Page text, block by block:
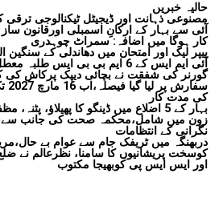
حالیہ خبریں
مصنوعی ذہانت اور ڈیجیٹل ٹیکنالوجی
آئی سے بہار کے ارکانِ اسمبلی اورقانون
کار ہوگا میں اضافہ: سمراٹ چوہدری
پیپر لیک اور امتحان میں دھاندلی کے سنگین
آئی ایم ایس کے 6 ایم بی بی ایس طلبہ معطل
گورنر کی شفقت نے بچائی دیپک پرکاش
کی مدت کار
زون میں شامل،محکمہ صحت کی جانب
نگرانی کے انتظامات
دربھنگہ میں ٹریفک جام سے عوام بے
کوسخت پریشانیوں کا سامنا، نظرعالم نے
اور ایس ایس پی کوبھیجا مکتوب